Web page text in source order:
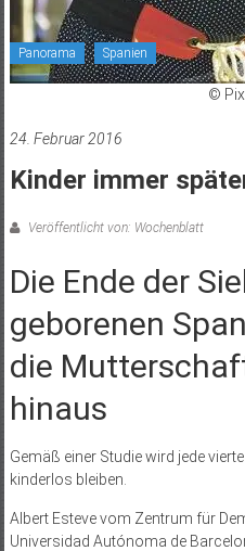
Panorama Spanien
©
24. Februar 2016
Kinder immer
Veröffentlicht von: Wochenblatt
Die Ende der
geborenen
die
hinaus
Gemäß einer Studie wird jede
kinderlos bleiben.
Albert Esteve vom Zentrum für
Universidad Autónoma de